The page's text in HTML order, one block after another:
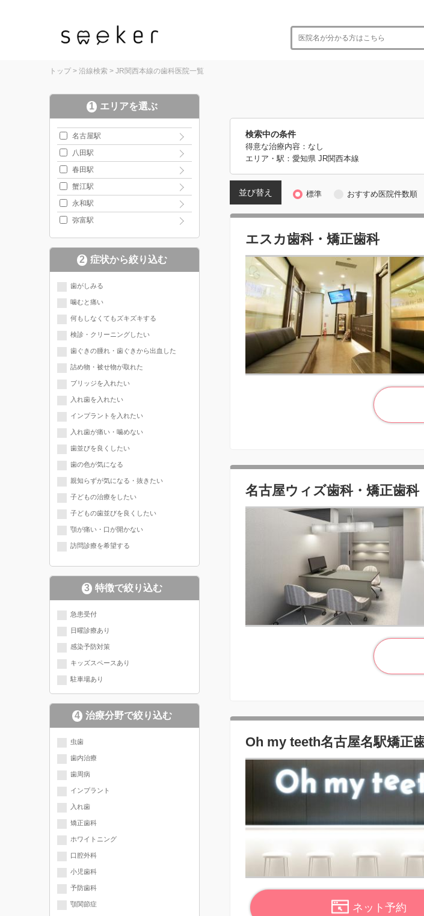
トップ > 沿線検索 > JR関西本線の歯科医院一覧
1 エリアを選ぶ
名古屋駅
八田駅
春田駅
蟹江駅
永和駅
弥富駅
2 症状から絞り込む
歯がしみる
噛むと痛い
何もしなくてもズキズキする
検診・クリーニングしたい
歯ぐきの腫れ・歯ぐきから出血した
詰め物・被せ物が取れた
ブリッジを入れたい
入れ歯を入れたい
インプラントを入れたい
入れ歯が痛い・噛めない
歯並びを良くしたい
歯の色が気になる
親知らずが気になる・抜きたい
子どもの治療をしたい
子どもの歯並びを良くしたい
顎が痛い・口が開かない
訪問診療を希望する
3 特徴で絞り込む
急患受付
日曜診療あり
感染予防対策
キッズスペースあり
駐車場あり
4 治療分野で絞り込む
現在選択されている分野にチェッ
クが入っています
虫歯
歯内治療
歯周病
インプラント
入れ歯
矯正歯科
ホワイトニング
口腔外科
小児歯科
予防歯科
顎関節症
検索中の条件
得意な治療内容：なし
エリア・駅：愛知県 JR関西本線
並び替え 標準 おすすめ医院件数順
エスカ歯科・矯正歯科
名古屋ウィズ歯科・矯正歯科
Oh my teeth名古屋名駅矯正
ネット予約